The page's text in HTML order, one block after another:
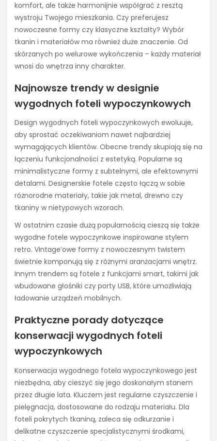
komfort, ale także harmonijnie współgrać z resztą
wystroju Twojego mieszkania. Czy preferujesz
nowoczesne formy czy klasyczne kształty? Wybór
tkanin i materiałów ma również duże znaczenie. Od
skórzanych po welurowe wykończenia – każdy materiał
wnosi do wnętrza inny charakter.
Najnowsze trendy w designie
wygodnych foteli wypoczynkowych
Design wygodnych foteli wypoczynkowych ewoluuje,
aby sprostać oczekiwaniom nawet najbardziej
wymagających klientów. Obecne trendy skupiają się na
łączeniu funkcjonalności z estetyką. Popularne są
minimalistyczne formy z subtelnymi, ale efektownymi
detalami. Designerskie fotele często łączą w sobie
różnorodne materiały, takie jak metal, drewno czy
tkaniny w nietypowych wzorach.
W ostatnim czasie dużą popularnością cieszą się także
wygodne fotele wypoczynkowe inspirowane stylem
retro. Vintage’owe formy z nowoczesnym twistem
świetnie komponują się z różnymi aranżacjami wnętrz.
Innym trendem są fotele z funkcjami smart, takimi jak
wbudowane głośniki czy porty USB, które umożliwiają
ładowanie urządzeń mobilnych.
Praktyczne porady dotyczące
konserwacji wygodnych foteli
wypoczynkowych
Konserwacja wygodnego fotela wypoczynkowego jest
niezbędna, aby cieszyć się jego doskonałym stanem
przez długie lata. Kluczem jest regularne czyszczenie i
pielęgnacja, dostosowane do rodzaju materiału. Dla
foteli pokrytych tkaniną, zaleca się odkurzanie i
delikatne czyszczenie specjalistycznymi środkami,